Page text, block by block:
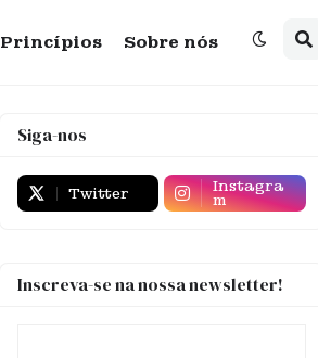
Princípios Sobre nós
Siga-nos
Twitter Instagra
m
Inscreva-se na nossa newsletter!